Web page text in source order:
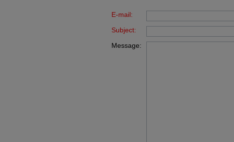
E-mail:
Subject:
Message: